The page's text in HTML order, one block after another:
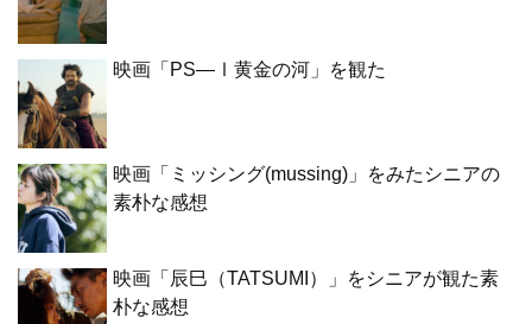
映画「PS―Ⅰ黄金の河」を観た
映画「ミッシング(mussing)」をみたシニアの
素朴な感想
映画「辰巳（TATSUMI）」をシニアが観た素
朴な感想